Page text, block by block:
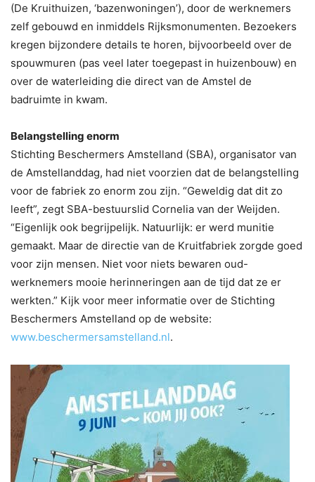
(De Kruithuizen, ‘bazenwoningen’), door de werknemers
zelf gebouwd en inmiddels Rijksmonumenten. Bezoekers
kregen bijzondere details te horen, bijvoorbeeld over de
spouwmuren (pas veel later toegepast in huizenbouw) en
over de waterleiding die direct van de Amstel de
badruimte in kwam.
Belangstelling enorm
Stichting Beschermers Amstelland (SBA), organisator van
de Amstellanddag, had niet voorzien dat de belangstelling
voor de fabriek zo enorm zou zijn. “Geweldig dat dit zo
leeft”, zegt SBA-bestuurslid Cornelia van der Weijden.
“Eigenlijk ook begrijpelijk. Natuurlijk: er werd munitie
gemaakt. Maar de directie van de Kruitfabriek zorgde goed
voor zijn mensen. Niet voor niets bewaren oud-
werknemers mooie herinneringen aan de tijd dat ze er
werkten.” Kijk voor meer informatie over de Stichting
Beschermers Amstelland op de website:
www.beschermersamstelland.nl.